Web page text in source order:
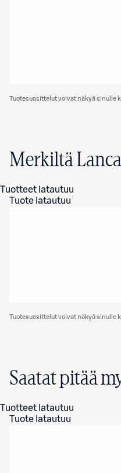
Tuotesuosittelut voivat näkyä sinulle
Merkiltä
Tuotteet latautuu
Tuote latautuu
Tuotesuosittelut voivat näkyä sinulle
Saatat pitää
Tuotteet latautuu
Tuote latautuu